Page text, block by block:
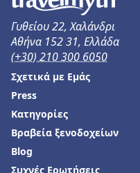
Γυθείου 22, Χαλάνδρι
Αθήνα 152 31, Ελλάδα
(+30) 210 300 6050
Σχετικά με Εμάς
Press
Κατηγορίες
Βραβεία ξενοδοχείων
Blog
Συχνές Ερωτήσεις